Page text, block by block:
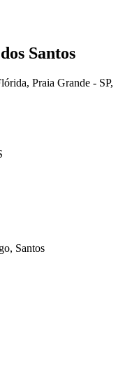
Santos
Praia Grande - SP,
Santos